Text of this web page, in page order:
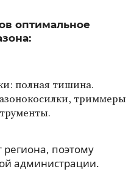
оптимальное
полная тишина.
триммеры
региона, поэтому
администрации.